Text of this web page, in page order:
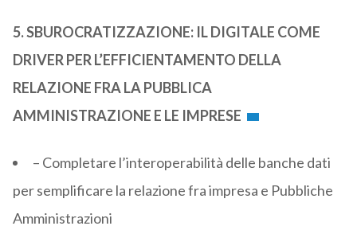
5. SBUROCRATIZZAZIONE: IL DIGITALE COME
DRIVER PER L’EFFICIENTAMENTO DELLA
RELAZIONE FRA LA PUBBLICA
AMMINISTRAZIONE E LE IMPRESE
– Completare l’interoperabilità delle banche dati
per semplificare la relazione fra impresa e Pubbliche
Amministrazioni